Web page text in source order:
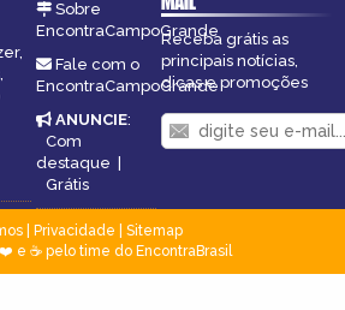
Sobre
EncontraCampoGrande
Fale com o
EncontraCampoGrande
ANUNCIE:
Com
destaque |
Grátis
Receba grátis as
principais notícias,
dicas e promoções
| Privacidade
Sitemap
e ☕ pelo time do EncontraBrasil